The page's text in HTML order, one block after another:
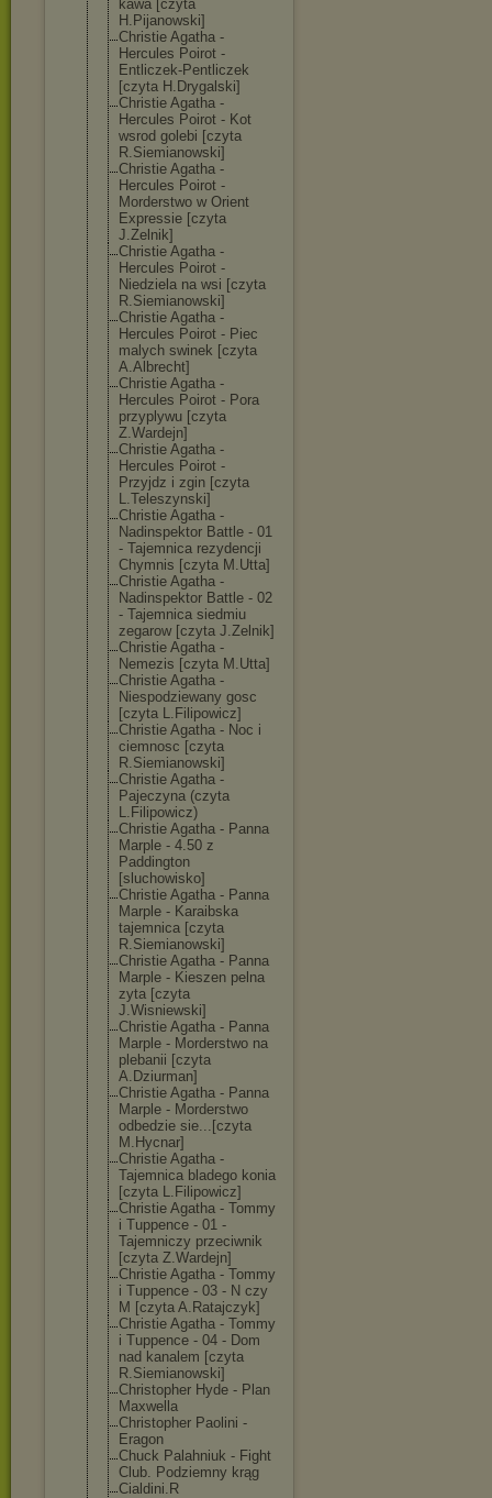
kawa [czyta
H.Pijanowski]
Christie Agatha -
Hercules Poirot -
Entliczek-Pent liczek
[czyta H.Drygalski]
Christie Agatha -
Hercules Poirot - Kot
wsrod golebi [czyta
R.Siemianowski]
Christie Agatha -
Hercules Poirot -
Morderstwo w Orient
Expressie [czyta
J.Zelnik]
Christie Agatha -
Hercules Poirot -
Niedziela na wsi [czyta
R.Siemianowski]
Christie Agatha -
Hercules Poirot - Piec
malych swinek [czyta
A.Albrecht]
Christie Agatha -
Hercules Poirot - Pora
przyplywu [czyta
Z.Wardejn]
Christie Agatha -
Hercules Poirot -
Przyjdz i zgin [czyta
L.Teleszynski]
Christie Agatha -
Nadinspektor Battle - 01
- Tajemnica rezydencji
Chymnis [czyta M.Utta]
Christie Agatha -
Nadinspektor Battle - 02
- Tajemnica siedmiu
zegarow [czyta J.Zelnik]
Christie Agatha -
Nemezis [czyta M.Utta]
Christie Agatha -
Niespodziewany gosc
[czyta L.Filipowicz]
Christie Agatha - Noc i
ciemnosc [czyta
R.Siemianowski]
Christie Agatha -
Pajeczyna (czyta
L.Filipowicz)
Christie Agatha - Panna
Marple - 4.50 z
Paddington
[sluchowisko]
Christie Agatha - Panna
Marple - Karaibska
tajemnica [czyta
R.Siemianowski]
Christie Agatha - Panna
Marple - Kieszen pelna
zyta [czyta
J.Wisniewski]
Christie Agatha - Panna
Marple - Morderstwo na
plebanii [czyta
A.Dziurman]
Christie Agatha - Panna
Marple - Morderstwo
odbedzie sie...[czyta
M.Hycnar]
Christie Agatha -
Tajemnica bladego konia
[czyta L.Filipowicz]
Christie Agatha - Tommy
i Tuppence - 01 -
Tajemniczy przeciwnik
[czyta Z.Wardejn]
Christie Agatha - Tommy
i Tuppence - 03 - N czy
M [czyta A.Ratajczyk]
Christie Agatha - Tommy
i Tuppence - 04 - Dom
nad kanalem [czyta
R.Siemianowski]
Christopher Hyde - Plan
Maxwella
Christopher Paolini -
Eragon
Chuck Palahniuk - Fight
Club. Podziemny krąg
Cialdini.R